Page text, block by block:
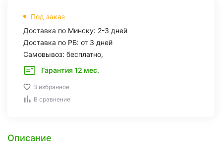
Под заказ
Доставка по Минску: 2-3 дней
Доставка по РБ: от 3 дней
Самовывоз: бесплатно,
Гарантия 12 мес.
В избранное
В сравнение
Описание